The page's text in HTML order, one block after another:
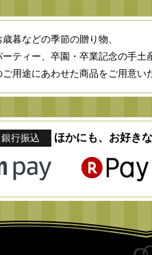
暮などの季節の贈り物、
ーティー、卒園・卒業記念の手土
用途にあわせた商品をご用意い
銀行振込 ほかにも、お好き